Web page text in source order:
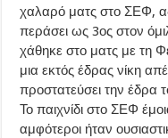
χαλαρό ματς στο ΣΕΦ,
περάσει ως 3ος στον
χάθηκε στο ματς με τη
μια εκτός έδρας νίκη
προστατεύσει την έδρα
Το παιχνίδι στο ΣΕΦ
αμφότεροι ήταν